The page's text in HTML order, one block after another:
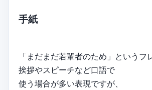
手紙
「まだまだ若輩者のため」というフ
挨拶やスピーチなど口語で
使う場合が多い表現ですが、